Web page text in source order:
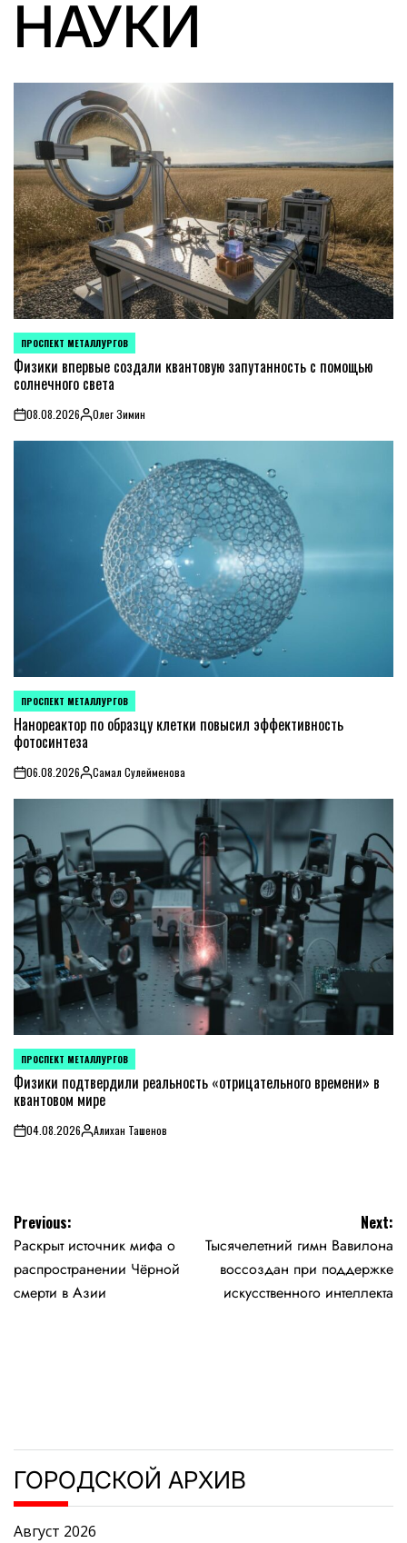
НАУКИ
POSTED
IN
ПРОСПЕКТ МЕТАЛЛУРГОВ
Физики впервые создали квантовую запутанность с помощью
солнечного света
on08.08.2026Posted
by
Олег Зимин
POSTED
IN
ПРОСПЕКТ МЕТАЛЛУРГОВ
Нанореактор по образцу клетки повысил эффективность
фотосинтеза
on06.08.2026Posted
by
Самал Сулейменова
POSTED
IN
ПРОСПЕКТ МЕТАЛЛУРГОВ
Физики подтвердили реальность «отрицательного времени» в
квантовом мире
on04.08.2026PostedАлихан Ташенов
Навигация
по
записям
Previous:
Раскрыт источник мифа о
распространении Чёрной
смерти в Азии
Next:
Тысячелетний гимн Вавилона
воссоздан при поддержке
искусственного интеллекта
ГОРОДСКОЙ АРХИВ
Август 2026